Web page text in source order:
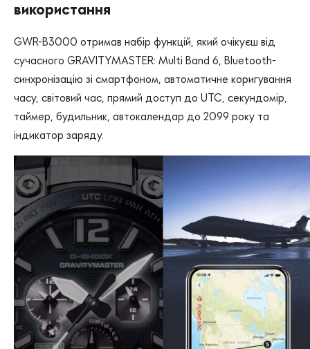
використання
GWR-B3000 отримав набір функцій, який очікуєш від
сучасного GRAVITYMASTER: Multi Band 6, Bluetooth-
синхронізацію зі смартфоном, автоматичне коригування
часу, світовий час, прямий доступ до UTC, секундомір,
таймер, будильник, автокалендар до 2099 року та
індикатор заряду.